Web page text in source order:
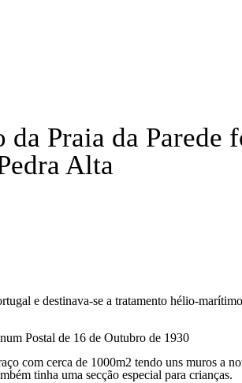
da Praia da
Alta
e destinava-se a tratamento hélio-
Postal de 16 de Outubro de 1930
com cerca de 1000m2 tendo uns muros a
tinha uma secção especial para crianças.